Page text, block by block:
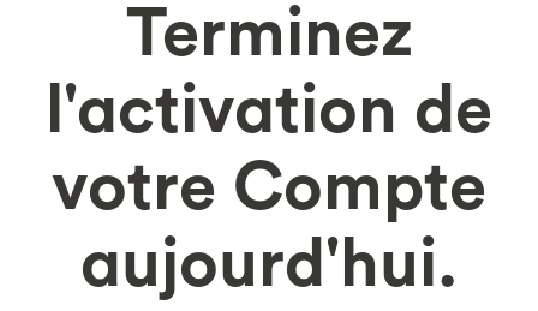
Terminez
l'activation de
votre Compte
aujourd'hui.